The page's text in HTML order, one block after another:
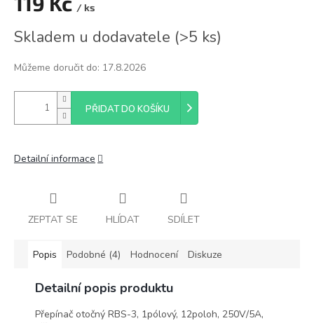
/ ks
cena:
Skladem u dodavatele (>5 ks)
Můžeme doručit do: 17.8.2026
PŘIDAT DO KOŠÍKU
Detailní informace
ZEPTAT SE HLÍDAT SDÍLET
Popis Podobné (4) Hodnocení Diskuze
Detailní popis produktu
Přepínač otočný RBS-3, 1pólový, 12poloh, 250V/5A,